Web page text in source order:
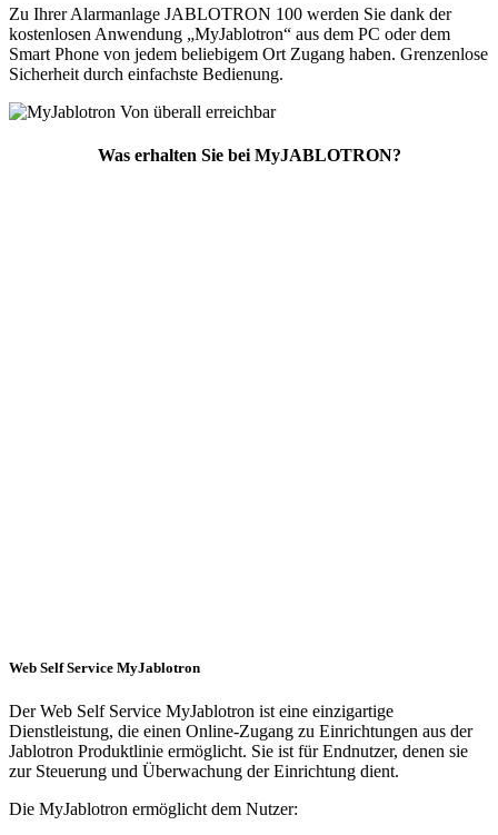
Zu Ihrer Alarmanlage JABLOTRON 100 werden Sie dank der
kostenlosen Anwendung „MyJablotron“ aus dem PC oder dem
Smart Phone von jedem beliebigem Ort Zugang haben. Grenzenlose
Sicherheit durch einfachste Bedienung.
Was erhalten Sie bei MyJABLOTRON?
Web Self Service MyJablotron
Der Web Self Service MyJablotron ist eine einzigartige
Dienstleistung, die einen Online-Zugang zu Einrichtungen aus der
Jablotron Produktlinie ermöglicht. Sie ist für Endnutzer, denen sie
zur Steuerung und Überwachung der Einrichtung dient.
Die MyJablotron ermöglicht dem Nutzer: